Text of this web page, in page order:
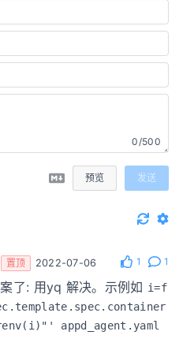
0/500
预览 发送
置顶 2022-07-06 1 1
了: 用yq 解决。示例如 i=f
appd_agent.yaml